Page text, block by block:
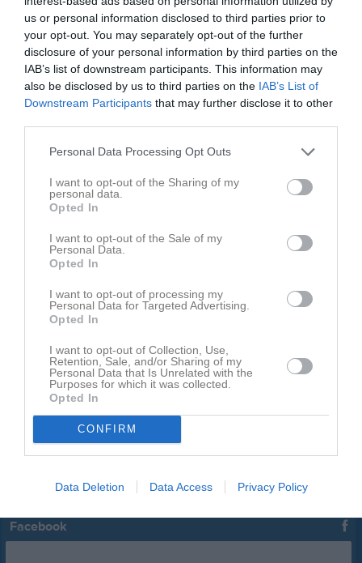
us or personal information disclosed to third parties prior to
your opt-out. You may separately opt-out of the further
disclosure of your personal information by third parties on the
IAB’s list of downstream participants. This information may
also be disclosed by us to third parties on the IAB’s List of
Downstream Participants that may further disclose it to other
Personal Data Processing Opt Outs
I want to opt-out of the Sharing of my
personal data.
Opted In
I want to opt-out of the Sale of my
Personal Data.
Opted In
I want to opt-out of processing my
Personal Data for Targeted Advertising.
Opted In
I want to opt-out of Collection, Use,
Retention, Sale, and/or Sharing of my
Personal Data that Is Unrelated with the
Purposes for which it was collected.
Opted In
CONFIRM
Data Deletion Data Access Privacy Policy
90-årsfirande
19 bilder
Spelade matcher Kommande matcher
5 - 1
KÄLLBY IF A/U LAG
Källby IF
Kållandsö GIF
På gång Kalender
GRÄSLIGAN Planeringsmöte 10 aug, 09:00
Träning
Fotbollsskola 21 Träning 10 aug, 17:00
Fotbollsskola P/F 20
Kalenderöversikt
KÄLLBY IF A/U LAG
Truppen
Facebook